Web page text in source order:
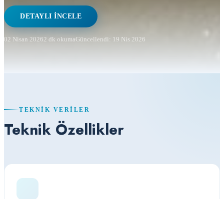
DETAYLI İNCELE
02 Nisan 20262 dk okumaGüncellendi: 19 Nis 2026
TEKNIK VERILER
Teknik Özellikler